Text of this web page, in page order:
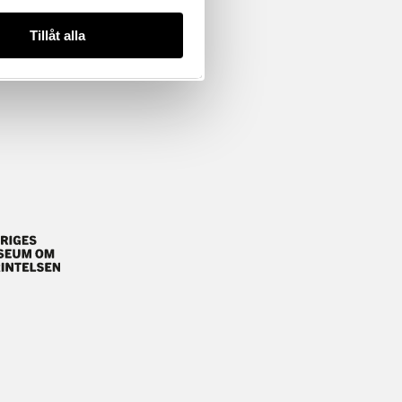
Tillåt alla